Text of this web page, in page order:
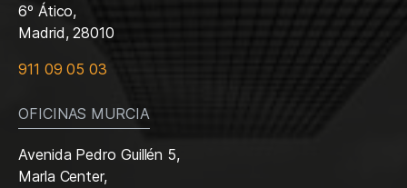
6º Ático,
Madrid, 28010
911 09 05 03
OFICINAS MURCIA
Avenida Pedro Guillén 5,
Marla Center,